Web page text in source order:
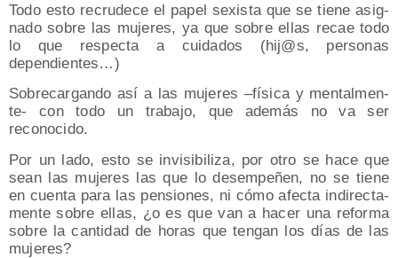
Todo esto recru­de­ce el papel sexis­ta que se tie­ne asig­
na­do sobre las muje­res, ya que sobre ellas recae todo
lo que res­pec­ta a cui­da­dos (hij@s, per­so­nas
dependientes…)
Sobre­car­gan­do así a las muje­res –físi­ca y men­tal­men­
te- con todo un tra­ba­jo, que ade­más no va ser
reconocido.
Por un lado, esto se invi­si­bi­li­za, por otro se hace que
sean las muje­res las que lo desem­pe­ñen, no se tie­ne
en cuen­ta para las pen­sio­nes, ni cómo afec­ta indi­rec­ta­
men­te sobre ellas, ¿o es que van a hacer una refor­ma
sobre la can­ti­dad de horas que ten­gan los días de las
mujeres?